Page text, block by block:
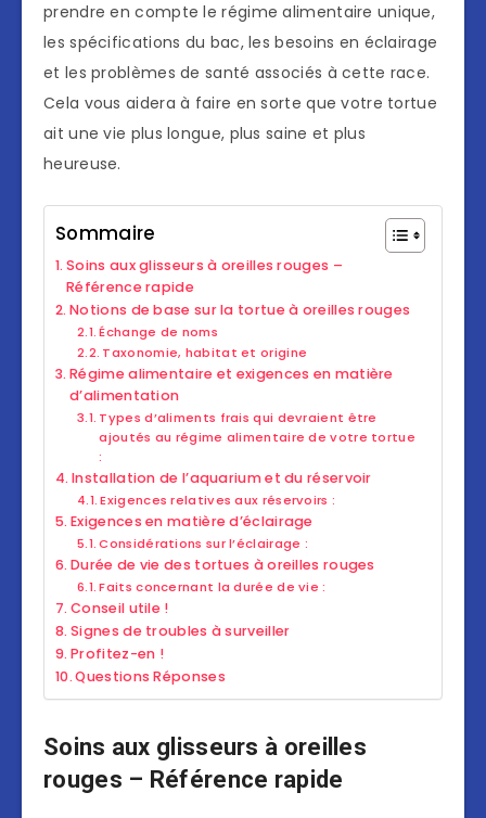
prendre en compte le régime alimentaire unique,
les spécifications du bac, les besoins en éclairage
et les problèmes de santé associés à cette race.
Cela vous aidera à faire en sorte que votre tortue
ait une vie plus longue, plus saine et plus
heureuse.
Sommaire
Soins aux glisseurs à oreilles rouges –
Référence rapide
Notions de base sur la tortue à oreilles rouges
Échange de noms
Taxonomie, habitat et origine
Régime alimentaire et exigences en matière
d’alimentation
Types d’aliments frais qui devraient être
ajoutés au régime alimentaire de votre tortue
:
Installation de l’aquarium et du réservoir
Exigences relatives aux réservoirs :
Exigences en matière d’éclairage
Considérations sur l’éclairage :
Durée de vie des tortues à oreilles rouges
Faits concernant la durée de vie :
Conseil utile !
Signes de troubles à surveiller
Profitez-en !
Questions Réponses
Soins aux glisseurs à oreilles
rouges – Référence rapide